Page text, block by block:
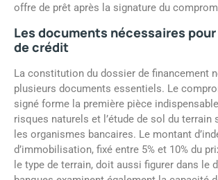
offre de prêt après la signature du
Les documents nécessaires
de crédit
La constitution du dossier de financement
plusieurs documents essentiels. Le
signé forme la première pièce
risques naturels et l’étude de sol du terrain
les organismes bancaires. Le montant
d’immobilisation, fixé entre 5% et 10% du
le type de terrain, doit aussi figurer dans le